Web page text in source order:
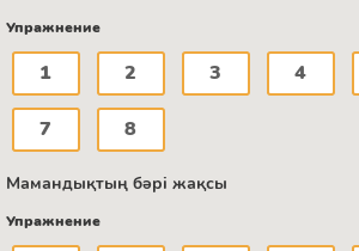
Упражнение
1 2 3 4
7 8
Мамандықтың бәрі жақсы
Упражнение